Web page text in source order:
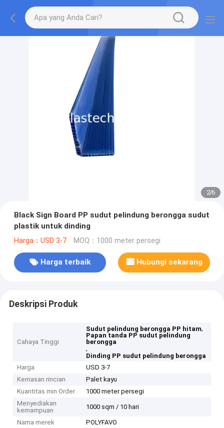
2/6
Black Sign Board PP sudut pelindung berongga sudut
plastik untuk dinding
Harga：USD 3-7 MOQ：1000 meter persegi
Harga terbaik Hubungi sekarang
Deskripsi Produk
Cahaya Tinggi
Sudut pelindung berongga PP hitam,
Papan tanda PP sudut pelindung
berongga
,
Dinding PP sudut pelindung berongga
Harga
USD 3-7
Kemasan rincian
Palet kayu
Kuantitas min Order
1000 meter persegi
Menyediakan
kemampuan
1000 sqm / 10 hari
Nama merek POLYFAVO